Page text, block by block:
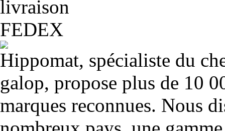
Hippomat, spécialiste du
galop, propose plus de 10
marques reconnues. Nous